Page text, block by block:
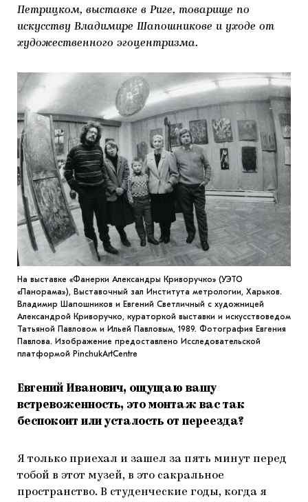
Петрицком, выставке в Риге, товарище по
искусству Владимире Шапошникове и уходе от
художественного эгоцентризма.
На выставке «Фанерки Александры Криворучко» (УЭТО
«Панорама»), Выставочный зал Института метрологии, Харьков.
Владимир Шапошников и Евгений Светличный с художницей
Александрой Криворучко, кураторкой выставки и искусствоведом
Татьяной Павловом и Ильей Павловым, 1989. Фотография Евгения
Павлова. Изображение предоставлено Исследовательской
платформой PinchukArtCentre
Евгений Иванович, ощущаю вашу
встревоженность, это монтаж вас так
беспокоит или усталость от переезда?
Я только приехал и зашел за пять минут перед
тобой в этот музей, в это сакральное
пространство. В студенческие годы, когда я